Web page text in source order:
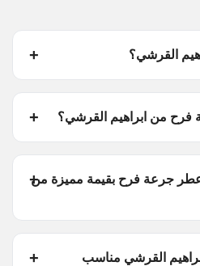
القرشي؟
من ابراهيم القرشي؟
جرعة فرح بقيمة مميزة من
القرشي مناسب